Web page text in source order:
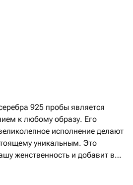
925 пробы является
к любому образу. Его
исполнение делают
уникальным. Это
женственность и добавит в
натуральный аммонит.